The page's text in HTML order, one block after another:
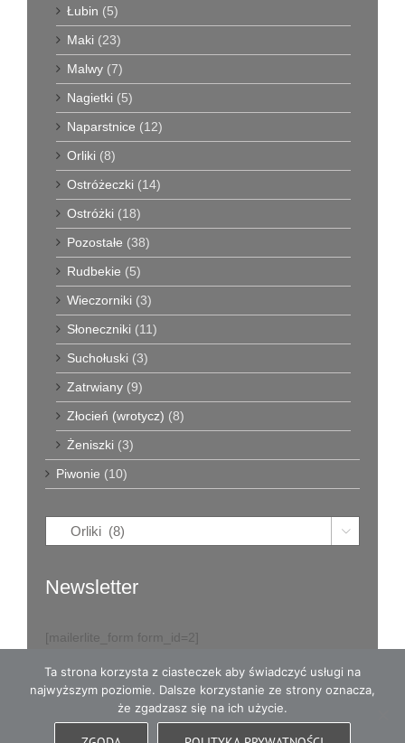
Łubin (5)
Maki (23)
Malwy (7)
Nagietki (5)
Naparstnice (12)
Orliki (8)
Ostróżeczki (14)
Ostróżki (18)
Pozostałe (38)
Rudbekie (5)
Wieczorniki (3)
Słoneczniki (11)
Suchołuski (3)
Zatrwiany (9)
Złocień (wrotycz) (8)
Żeniszki (3)
Piwonie (10)

Newsletter
[mailerlite_form form_id=2]
Ta strona korzysta z ciasteczek aby świadczyć usługi na
najwyższym poziomie. Dalsze korzystanie ze strony oznacza,
że zgadzasz się na ich użycie.